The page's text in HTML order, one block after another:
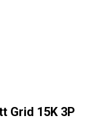
Grid 15K 3P